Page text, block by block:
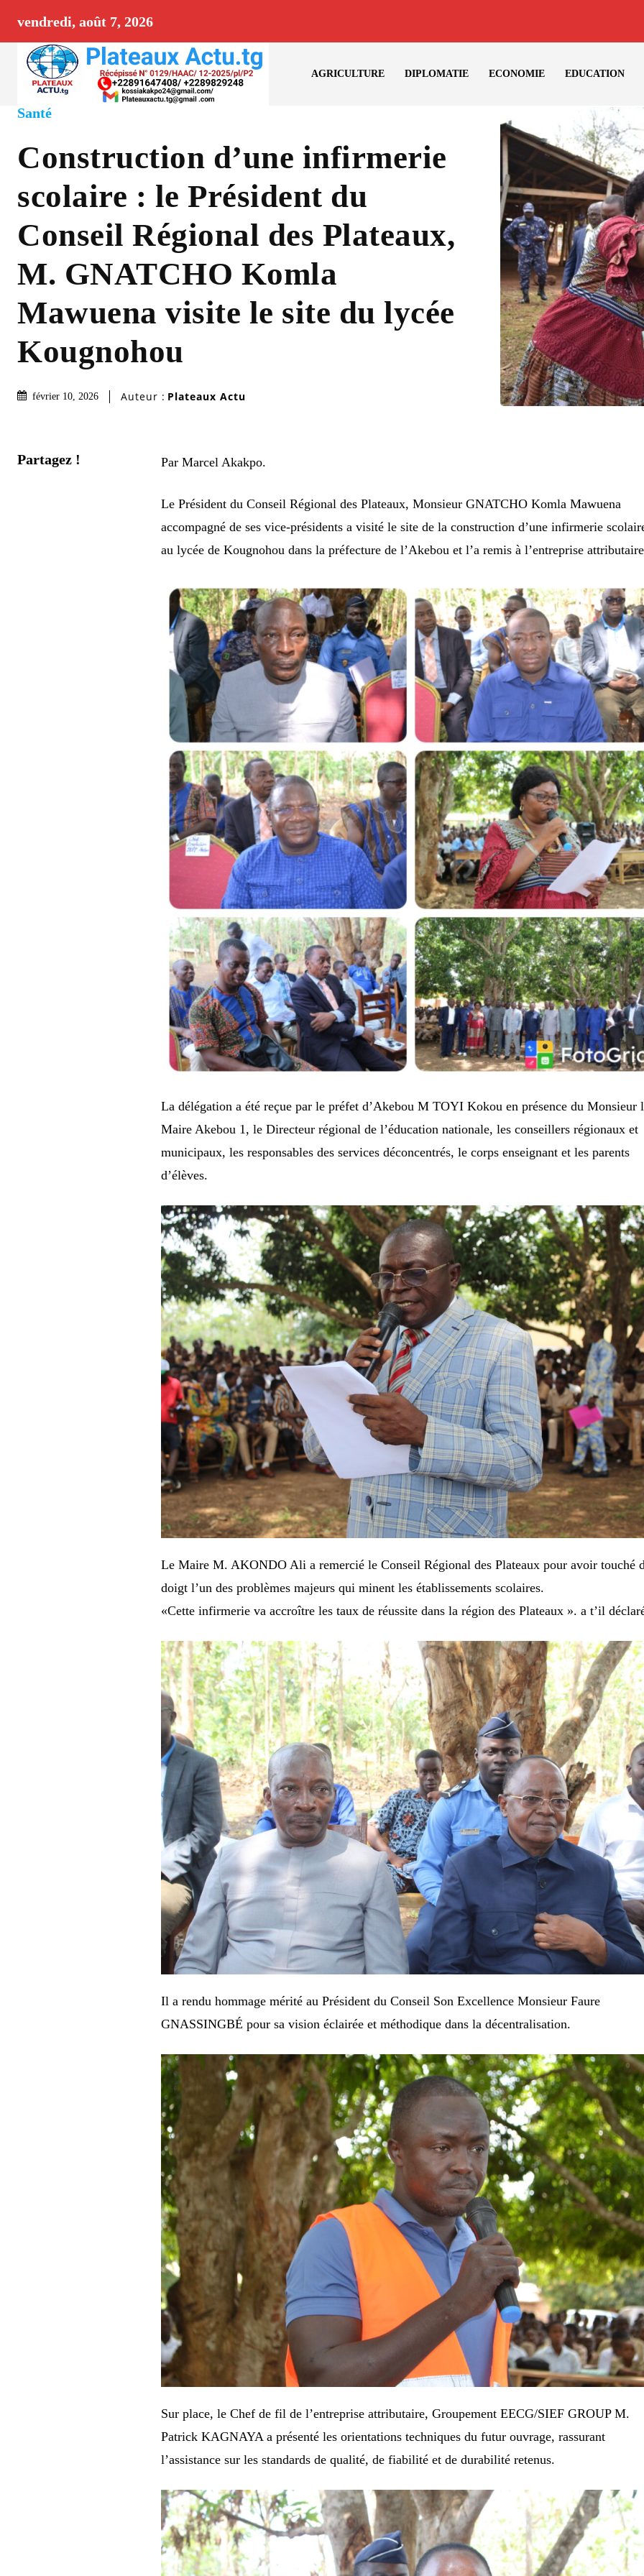
vendredi, août 7, 2026
AGRICULTURE DIPLOMATIE ECONOMIE EDUCATION
Santé
Construction d’une infirmerie
scolaire : le Président du
Conseil Régional des Plateaux,
M. GNATCHO Komla
Mawuena visite le site du lycée
Kougnohou
février 10, 2026 Auteur : Plateaux Actu
Partagez ! Par Marcel Akakpo.
Le Président du Conseil Régional des Plateaux, Monsieur GNATCHO Komla Mawuena
accompagné de ses vice-présidents a visité le site de la construction d’une infirmerie
au lycée de Kougnohou dans la préfecture de l’Akebou et l’a remis à l’entreprise
La délégation a été reçue par le préfet d’Akebou M TOYI Kokou en présence du Monsieur
Maire Akebou 1, le Directeur régional de l’éducation nationale, les conseillers régionaux et
municipaux, les responsables des services déconcentrés, le corps enseignant et les parents
d’élèves.
Le Maire M. AKONDO Ali a remercié le Conseil Régional des Plateaux pour avoir touché
doigt l’un des problèmes majeurs qui minent les établissements scolaires.
«Cette infirmerie va accroître les taux de réussite dans la région des Plateaux ». a t’il
Il a rendu hommage mérité au Président du Conseil Son Excellence Monsieur Faure
GNASSINGBÉ pour sa vision éclairée et méthodique dans la décentralisation.
Sur place, le Chef de fil de l’entreprise attributaire, Groupement EECG/SIEF GROUP M.
Patrick KAGNAYA a présenté les orientations techniques du futur ouvrage, rassurant
l’assistance sur les standards de qualité, de fiabilité et de durabilité retenus.